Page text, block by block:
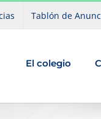
Tablón de
El colegio